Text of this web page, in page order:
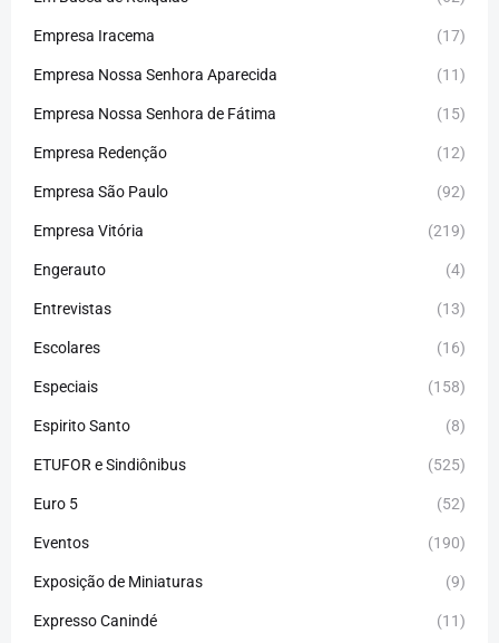
Empresa Iracema (17)
Empresa Nossa Senhora Aparecida (11)
Empresa Nossa Senhora de Fátima (15)
Empresa Redenção (12)
Empresa São Paulo (92)
Empresa Vitória (219)
Engerauto (4)
Entrevistas (13)
Escolares (16)
Especiais (158)
Espirito Santo (8)
ETUFOR e Sindiônibus (525)
Euro 5 (52)
Eventos (190)
Exposição de Miniaturas (9)
Expresso Canindé (11)